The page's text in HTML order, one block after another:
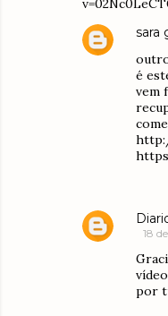
sara
é
vem
18
por